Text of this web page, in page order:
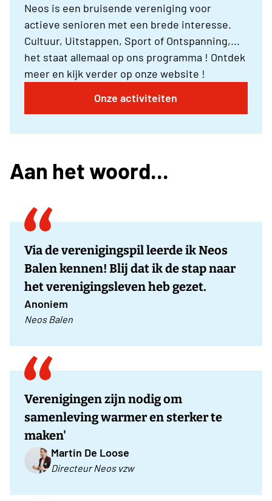
Neos is een bruisende vereniging voor
actieve senioren met een brede interesse.
Cultuur, Uitstappen, Sport of Ontspanning,...
het staat allemaal op ons programma ! Ontdek
meer en kijk verder op onze website !
Onze activiteiten
Aan het woord...
Via de verenigingspil leerde ik Neos
Balen kennen! Blij dat ik de stap naar
het verenigingsleven heb gezet.
Anoniem
Neos Balen
Verenigingen zijn nodig om
samenleving warmer en sterker te
maken'
Martin De Loose
Directeur Neos vzw